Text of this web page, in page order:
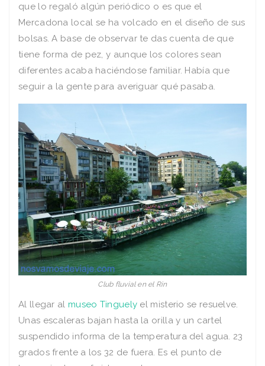
que lo regaló algún periódico o es que el
Mercadona local se ha volcado en el diseño de sus
bolsas. A base de observar te das cuenta de que
tiene forma de pez, y aunque los colores sean
diferentes acaba haciéndose familiar. Había que
seguir a la gente para averiguar qué pasaba.
Club fluvial en el Rin
Al llegar al museo Tinguely el misterio se resuelve.
Unas escaleras bajan hasta la orilla y un cartel
suspendido informa de la temperatura del agua. 23
grados frente a los 32 de fuera. Es el punto de